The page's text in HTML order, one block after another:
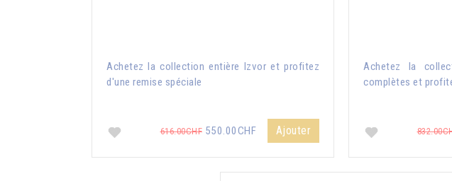
Achetez la collection entière Izvor et profitez
d'une remise spéciale
616.00CHF 550.00CHF Ajouter
Achetez la
complètes et